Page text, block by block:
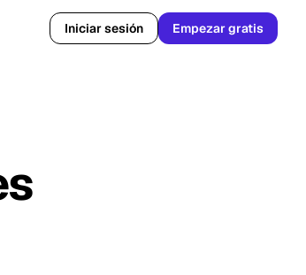
Iniciar sesión Empezar gratis